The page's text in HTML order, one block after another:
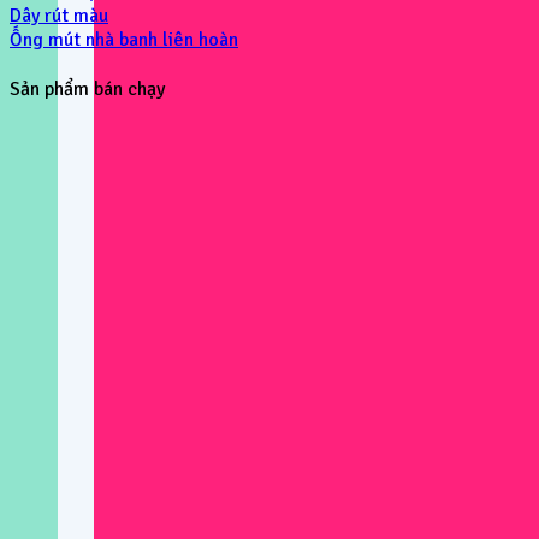
Dây rút màu
Ống mút nhà banh liên hoàn
Sản phẩm bán chạy